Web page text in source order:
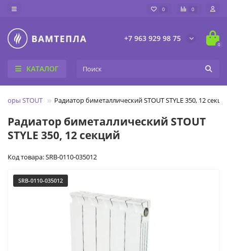
0 0
+7 963 929 98 75
0
КАТАЛОГ
STOUT Радиатор биметаллический STOUT STYLE 350, 12
Радиатор биметаллический STOUT
STYLE 350, 12 секций
Код товара: SRB-0110-035012
SRB-0110-035012